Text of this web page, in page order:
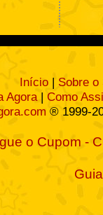
Início | Sobre o
Agora| Como
® 1999-
o Cupom -